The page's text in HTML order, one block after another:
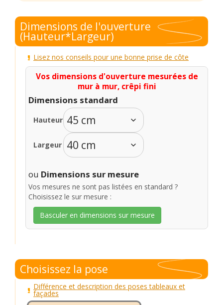
Dimensions de l'ouverture
(Hauteur*Largeur)
Lisez nos conseils pour une bonne prise de côte
Vos dimensions d'ouverture mesurées de
mur à mur, crêpi fini
Dimensions standard
Hauteur
Largeur
ou Dimensions sur mesure
Vos mesures ne sont pas listées en standard ?
Choisissez le sur mesure :
Basculer en dimensions sur mesure
Choisissez la pose
Différence et description des poses tableaux et
façades